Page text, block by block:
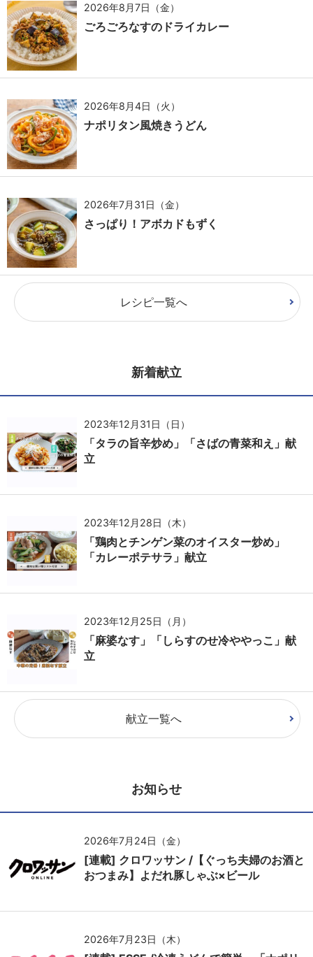
2026年8月7日（金）
ごろごろなすのドライカレー
2026年8月4日（火）
ナポリタン風焼きうどん
2026年7月31日（金）
さっぱり！アボカドもずく
レシピ一覧へ
新着献立
2023年12月31日（日）
「タラの旨辛炒め」「さばの青菜和え」献
立
2023年12月28日（木）
「鶏肉とチンゲン菜のオイスター炒め」
「カレーポテサラ」献立
2023年12月25日（月）
「麻婆なす」「しらすのせ冷ややっこ」献
立
献立一覧へ
お知らせ
2026年7月24日（金）
[連載] クロワッサン /【ぐっち夫婦のお酒と
おつまみ】よだれ豚しゃぶ×ビール
2026年7月23日（木）